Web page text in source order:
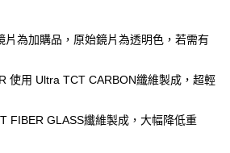
往確認交易或遇審核未通過，訂單將自動取
狀況，表示未達大哥付你分期系統評分，恕無
「大哥付你分期」於每月結算日後寄送繳費提
」等通路繳費。
簡訊認證，即可結帳。
後，再付款。
流程】
先享後付」後，將跳轉至「AFTEE先享後付」
認金額後，即可完成結帳。
內，點擊此簡訊中的連結，可透過四大超商／
含以上)免運費
含以上)免運費
為加購品，原始鏡片為透明色，若需有
使用 Ultra TCT CARBON纖維製成，超輕
FIBER GLASS纖維製成，大幅降低重